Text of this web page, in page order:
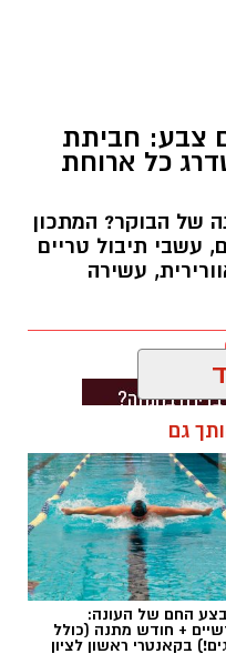
צבע: חביתת
כל ארוחת
של הבוקר? המתכון
עשבי תיבול טריים
עשירה
גם
החם של העונה:
+ חודש מתנה (כולל
בקאנטרי ראשון לציון